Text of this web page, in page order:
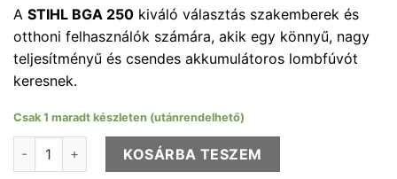
A STIHL BGA 250 kiváló választás szakemberek és
otthoni felhasználók számára, akik egy könnyű, nagy
teljesítményű és csendes akkumulátoros lombfúvót
keresnek.
Csak 1 maradt készleten (utánrendelhető)
BGA 250 akkumulátoros lombfúvó (akku és töltő nélkül)
KOSÁRBA TESZEM